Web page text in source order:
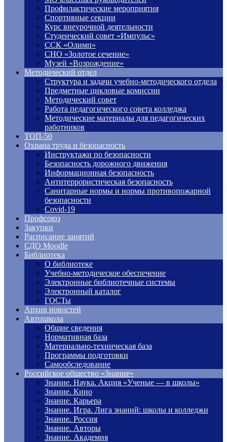
Профилактические мероприятия
Спортивные секции
Курс внеурочной деятельности
Студенческий совет «Импульс»
ССК «Олимп»
СНО «Золотое сечение»
Музей «Возрождение»
Методический отдел
Структура и задачи учебно-методического отдела
Предметные цикловые комиссии
Методический совет
Работа педагогического совета колледжа
Методические материалы для педагогических
работников
ТОП-50
Охрана труда и безопасность
Инструктажи по безопасности
Безопасность дорожного движения
Информационная безопасность
Антитеррористическая безопасность
Санитарные нормы и нормы противопожарной
безопасности
Covid-19
Профсоюз
Закупки
Расписание занятий
СДО Moodle
Библиотека
О библиотеке
Учебно-методическое обеспечение
Электронные библиотечные системы
Электронный каталог
ГОСТы
Архив новостей
Автошкола
Общие сведения
Нормативная база
Материально-техническая база
Программы подготовки
Самообследование
Российское общество «Знание»
Знание. Наука. Акция «Ученые — в школы»
Знание. Кино
Знание. Карьера
Знание. Игра. Лига знаний: школы и колледжи
Знание. Россия
Знание. Авторы
Знание. Академия